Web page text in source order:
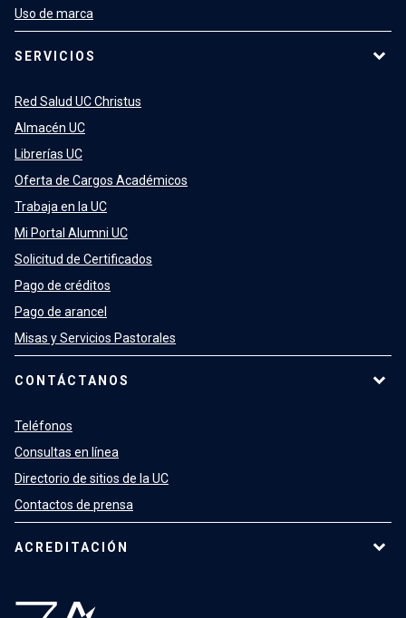
Uso de marca
SERVICIOS
Red Salud UC Christus
Almacén UC
Librerías UC
Oferta de Cargos Académicos
Trabaja en la UC
Mi Portal Alumni UC
Solicitud de Certificados
Pago de créditos
Pago de arancel
Misas y Servicios Pastorales
CONTÁCTANOS
Teléfonos
Consultas en línea
Directorio de sitios de la UC
Contactos de prensa
ACREDITACIÓN